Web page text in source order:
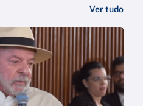
Ver tudo